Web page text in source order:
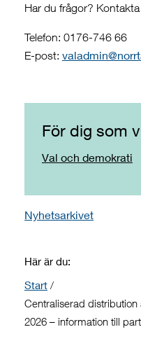
Har du frågor?
Telefon: 0176-746 66
E-post:
För dig som
Val och demokrati
Nyhetsarkivet
Här är du:
Start /
Centraliserad
2026 – information till